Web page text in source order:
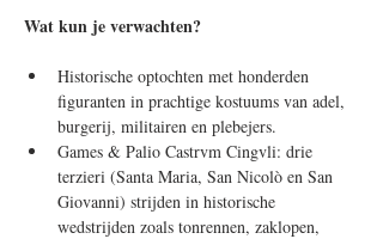
Wat kun je verwachten?
Historische optochten met honderden
figuranten in prachtige kostuums van adel,
burgerij, militairen en plebejers.
Games & Palio Castrvm Cingvli: drie
terzieri (Santa Maria, San Nicolò en San
Giovanni) strijden in historische
wedstrijden zoals tonrennen, zaklopen,